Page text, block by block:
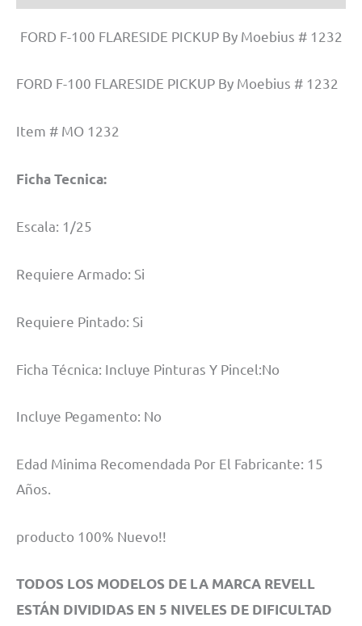
FORD F-100 FLARESIDE PICKUP By Moebius # 1232
FORD F-100 FLARESIDE PICKUP By Moebius # 1232
Item # MO 1232
Ficha Tecnica:
Escala: 1/25
Requiere Armado: Si
Requiere Pintado: Si
Ficha Técnica: Incluye Pinturas Y Pincel:No
Incluye Pegamento: No
Edad Minima Recomendada Por El Fabricante: 15
Años.
producto 100% Nuevo!!
TODOS LOS MODELOS DE LA MARCA REVELL
ESTÁN DIVIDIDAS EN 5 NIVELES DE DIFICULTAD